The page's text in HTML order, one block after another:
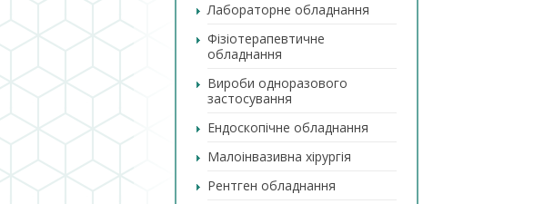
Лабораторне обладнання
Фізіотерапевтичне
обладнання
Вироби одноразового
застосування
Ендоскопічне обладнання
Малоінвазивна хірургія
Рентген обладнання